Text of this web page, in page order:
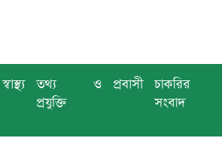
স্বাস্থ্য
তথ্য ও
প্রযুক্তি
প্রবাসী
চাকরির
সংবাদ